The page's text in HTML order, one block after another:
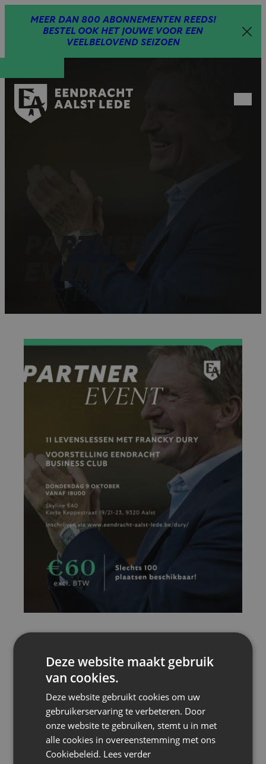
MEER DAN 800 ABONNEMENTEN REEDS!
BESTEL OOK HET JOUWE VOOR EEN
VEELBELOVEND SEIZOEN
menu
PARTNER
EVENT
EENDRACHT
BUSINESS CLUB
Francky Duryis een van de meest
gerespecteerde voetbaltrainers van België,
bekend om zijn jarenlange succes bij Zulte
Waregem. Met zijn inspirerende leiderschapsstijl
en oog voor talent weet hij teams steeds
Deze website maakt gebruik
van cookies.
Deze website gebruikt cookies om uw
gebruikerservaring te verbeteren. Door
onze website te gebruiken, stemt u in met
alle cookies in overeenstemming met ons
Cookiebeleid. Lees verder